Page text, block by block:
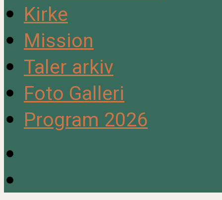
Kirke
Mission
Taler arkiv
Foto Galleri
Program 2026